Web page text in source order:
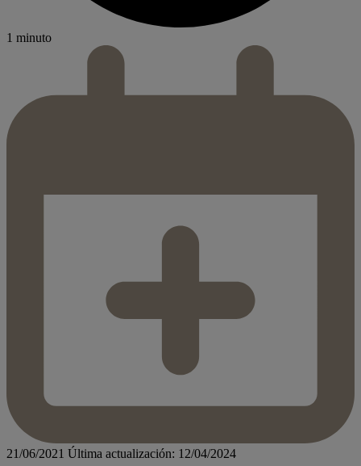
1 minuto
21/06/2021 Última actualización: 12/04/2024